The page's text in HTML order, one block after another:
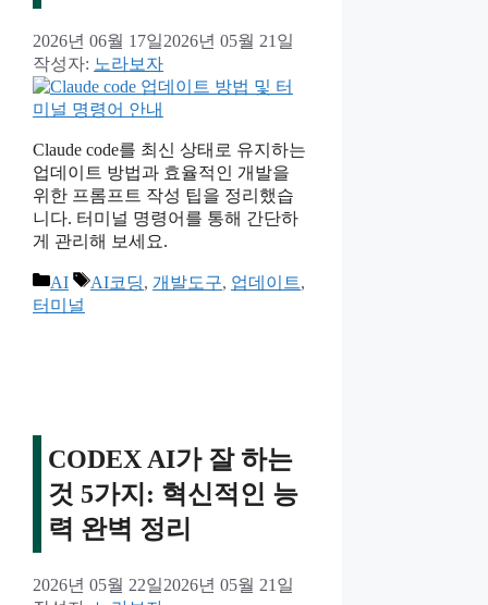
2026년 06월 17일2026년 05월 21일
작성자: 노라보자
Claude code를 최신 상태로 유지하는
업데이트 방법과 효율적인 개발을
위한 프롬프트 작성 팁을 정리했습
니다. 터미널 명령어를 통해 간단하
게 관리해 보세요.
카
테
AI
태
AI코딩, 개발도구, 업데이트,
터미널
CODEX AI가 잘 하는
것 5가지: 혁신적인 능
력 완벽 정리
2026년 05월 22일2026년 05월 21일